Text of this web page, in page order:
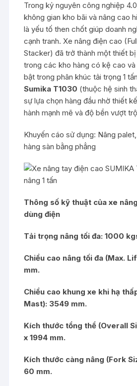
Trong kỷ nguyên công nghiệp
không gian kho bãi và nâng cao
là yếu tố then chốt giúp doanh
cạnh tranh. Xe nâng điện cao
Stacker) đã trở thành một thiết
trong các kho hàng có kệ cao
bật trong phân khúc tải trọng 1
Sumika T1030 (thuộc hệ sinh
sự lựa chọn hàng đầu nhờ thiết
hành mạnh mẽ và độ bền vượt
Khuyến cáo sử dụng: Nâng
hàng sàn bằng phẳng
Thông số kỹ thuật của xe
dùng điện
Tải trọng nâng tối đa: 1000
Chiều cao nâng tối đa (Max.
mm.
Chiều cao khung xe khi hạ
Mast): 3549 mm.
Kích thước tổng thể (Overall
x 1994 mm.
Kích thước càng nâng (Fork
60 mm.